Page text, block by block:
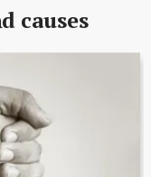
causes